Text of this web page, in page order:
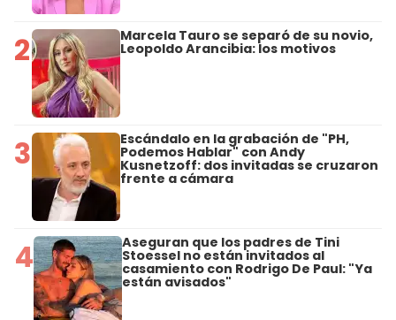
2 Marcela Tauro se separó de su novio,
Leopoldo Arancibia: los motivos
3 Escándalo en la grabación de "PH,
Podemos Hablar" con Andy
Kusnetzoff: dos invitadas se cruzaron
frente a cámara
4 Aseguran que los padres de Tini
Stoessel no están invitados al
casamiento con Rodrigo De Paul: "Ya
están avisados"